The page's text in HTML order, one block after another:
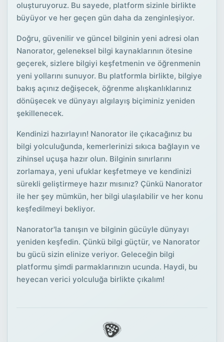
oluşturuyoruz. Bu sayede, platform sizinle birlikte
büyüyor ve her geçen gün daha da zenginleşiyor.
Doğru, güvenilir ve güncel bilginin yeni adresi olan
Nanorator, geleneksel bilgi kaynaklarının ötesine
geçerek, sizlere bilgiyi keşfetmenin ve öğrenmenin
yeni yollarını sunuyor. Bu platformla birlikte, bilgiye
bakış açınız değişecek, öğrenme alışkanlıklarınız
dönüşecek ve dünyayı algılayış biçiminiz yeniden
şekillenecek.
Kendinizi hazırlayın! Nanorator ile çıkacağınız bu
bilgi yolculuğunda, kemerlerinizi sıkıca bağlayın ve
zihinsel uçuşa hazır olun. Bilginin sınırlarını
zorlamaya, yeni ufuklar keşfetmeye ve kendinizi
sürekli geliştirmeye hazır mısınız? Çünkü Nanorator
ile her şey mümkün, her bilgi ulaşılabilir ve her konu
keşfedilmeyi bekliyor.
Nanorator'la tanışın ve bilginin gücüyle dünyayı
yeniden keşfedin. Çünkü bilgi güçtür, ve Nanorator
bu gücü sizin elinize veriyor. Geleceğin bilgi
platformu şimdi parmaklarınızın ucunda. Haydi, bu
heyecan verici yolculuğa birlikte çıkalım!